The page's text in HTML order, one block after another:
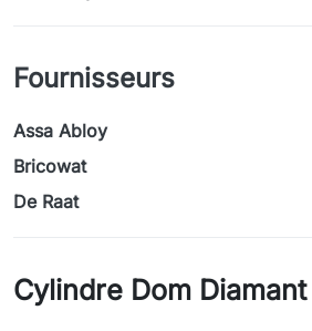
Fournisseurs
Assa Abloy
Bricowat
De Raat
Cylindre Dom Diamant